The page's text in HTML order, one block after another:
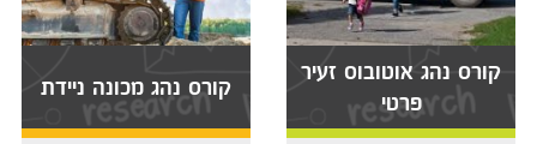
קורס נהג אוטובוס זעיר
פרטי
קורס נהג מכונה ניידת